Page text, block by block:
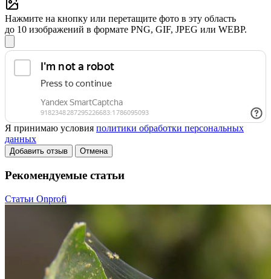
Нажмите на кнопку или перетащите фото в эту область
до 10 изображений в формате PNG, GIF, JPEG или WEBP.
Я принимаю условия политики обработки персональных
данных
Добавить отзыв Отмена
Рекомендуемые статьи
Статьи Onprofi